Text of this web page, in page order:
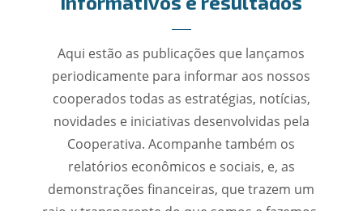
Aqui estão as publicações que lançamos
periodicamente para informar aos nossos
cooperados todas as estratégias, notícias,
novidades e iniciativas desenvolvidas pela
Cooperativa. Acompanhe também os
relatórios econômicos e sociais, e, as
demonstrações financeiras, que trazem um